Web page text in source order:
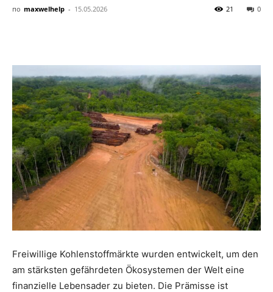
по maxwelhelp - 15.05.2026 0
21
Freiwillige Kohlenstoffmärkte wurden entwickelt, um den
am stärksten gefährdeten Ökosystemen der Welt eine
finanzielle Lebensader zu bieten. Die Prämisse ist